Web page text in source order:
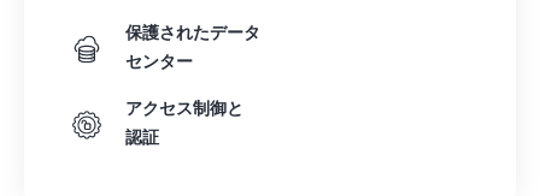
保護されたデータ
センター
アクセス制御と
認証